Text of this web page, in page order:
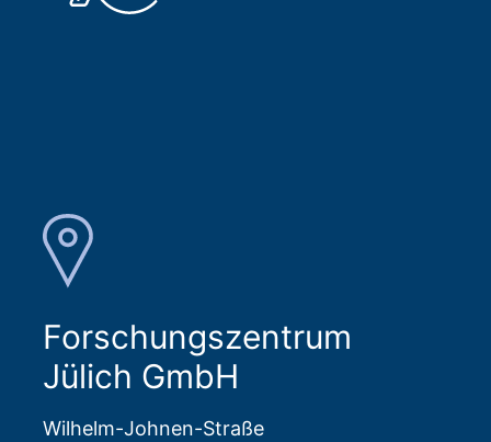
Forschungszentrum
Jülich GmbH
Wilhelm-Johnen-Straße